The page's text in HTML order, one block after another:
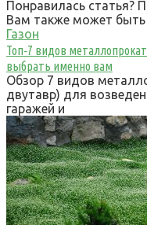
Понравилась статья?
Вам также может быть
Газон
Топ‑7 видов
выбрать именно вам
Обзор 7 видов
двутавр) для
гаражей и